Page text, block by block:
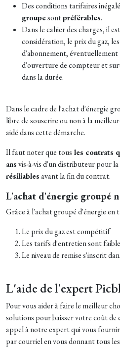
Des conditions tarifaires
groupesontpréférables.
Dans le cahier des charges, il
considération, le prix du gaz,
d'abonnement, éventuellement
d'ouverture de compteur et
dans la durée.
Dans le cadre de l'achat d'énergie
libre de souscrire ou non à la
aidé dans cette démarche.
Il faut noter que tous les contrats
ansvis-à-vis d'un distributeur pour la
résiliablesavant la fin du contrat.
L'achat d'énergie groupé
Grâce à l'achat groupé d'énergie en
Le prix du gaz est compétitif
Les tarifs d'entretien sont
Le niveau de remise s'inscrit
L'aide de l'expert
Pour vous aider à faire le meilleur
solutions pour baisser votre coût de
appel à notre expert qui vous
par courriel en vous donnant tous